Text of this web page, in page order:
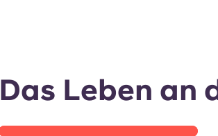
Das Leben an